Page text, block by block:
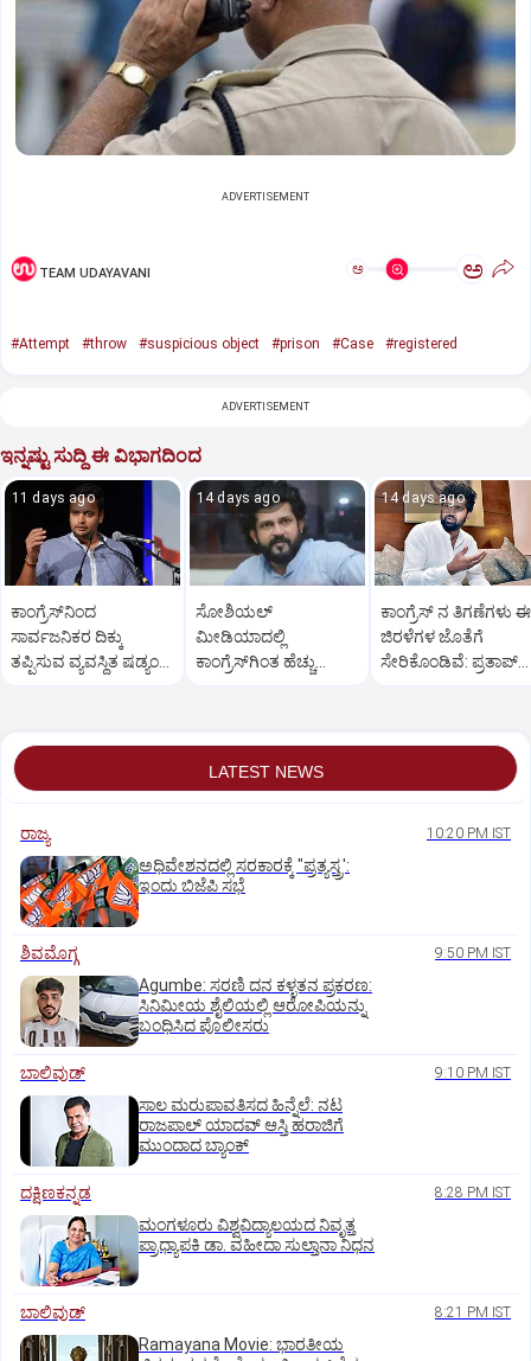
ADVERTISEMENT
TEAM UDAYAVANI ಅ ಅ
#Attempt #throw #suspicious object #prison #Case #registered
ADVERTISEMENT
ಇನ್ನಷ್ಟು ಸುದ್ದಿ ಈ ವಿಭಾಗದಿಂದ
11 days ago
ಕಾಂಗ್ರೆಸ್‌ನಿಂದ
ಸಾರ್ವಜನಿಕರ ದಿಕ್ಕು
ತಪ್ಪಿಸುವ ವ್ಯವಸ್ಥಿತ ಷಡ್ಯಂತ್ರ:
14 days ago
ಸೋಶಿಯಲ್‌
ಮೀಡಿಯಾದಲ್ಲಿ
ಕಾಂಗ್ರೆಸ್‌ಗಿಂತ ಹೆಚ್ಚು
14 days ago
ಕಾಂಗ್ರೆಸ್ ನ ತಿಗಣೆಗಳು
ಜಿರಳೆಗಳ ಜೊತೆಗೆ
ಸೇರಿಕೊಂಡಿವೆ: ಪ್ರತಾಪ್
LATEST NEWS
ರಾಜ್ಯ 10:20 PM IST
ಅಧಿವೇಶನದಲ್ಲಿ ಸರಕಾರಕ್ಕೆ "ಪ್ರತ್ಯಸ್ತ್ರ':
ಇಂದು ಬಿಜೆಪಿ ಸಭೆ
ಶಿವಮೊಗ್ಗ 9:50 PM IST
Agumbe: ಸರಣಿ ದನ ಕಳ್ಳತನ ಪ್ರಕರಣ:
ಸಿನಿಮೀಯ ಶೈಲಿಯಲ್ಲಿ ಆರೋಪಿಯನ್ನು
ಬಂಧಿಸಿದ ಪೊಲೀಸರು
ಬಾಲಿವುಡ್‌ 9:10 PM IST
ಸಾಲ ಮರುಪಾವತಿಸದ ಹಿನ್ನೆಲೆ: ನಟ
ರಾಜಪಾಲ್ ಯಾದವ್‌ ಆಸ್ತಿ ಹರಾಜಿಗೆ
ಮುಂದಾದ ಬ್ಯಾಂಕ್
ದಕ್ಷಿಣಕನ್ನಡ 8:28 PM IST
ಮಂಗಳೂರು ವಿಶ್ವವಿದ್ಯಾಲಯದ ನಿವೃತ್ತ
ಪ್ರಾಧ್ಯಾಪಕಿ ಡಾ. ವಹೀದಾ ಸುಲ್ತಾನಾ ನಿಧನ
ಬಾಲಿವುಡ್‌ 8:21 PM IST
Ramayana Movie: ಭಾರತೀಯ